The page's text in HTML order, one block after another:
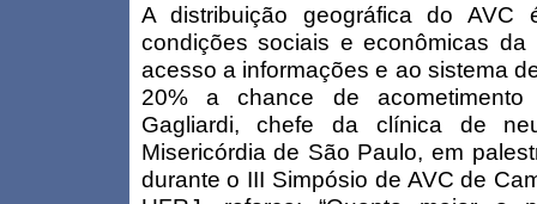
A distribuição geográfica do AVC
condições sociais e econômicas da
acesso a informações e ao sistema
20% a chance de acometimento
Gagliardi, chefe da clínica de
Misericórdia de São Paulo, em
durante o III Simpósio de AVC de